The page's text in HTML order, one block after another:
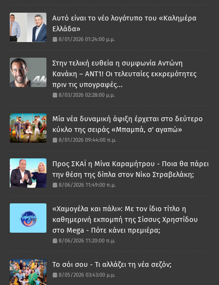
Αυτό είναι το νέο λογότυπο του «Καλημέρα
Ελλάδα»
8/01/2026 01:24:00 μ.μ.
Στην τελική ευθεία η συμφωνία Αντώνη
Κανάκη – ΑΝΤ1! Οι τελευταίες εκκρεμότητες
πριν τις υπογραφές...
8/03/2026 02:28:00 μ.μ.
Μία νέα δυναμική άφιξη έρχεται στο δεύτερο
κύκλο της σειράς «Μπαμπά, σ' αγαπώ»
8/01/2026 09:44:00 π.μ.
Προς ΣΚΑΪ η Μίνα Καραμήτρου - Ποια θα πάρει
την θέση της δίπλα στον Νίκο Στραβελάκη;
8/06/2026 11:49:00 π.μ.
«Χαμογέλα και πάλι»: Με τον ίδιο τίτλο η
καθημερινή εκπομπή της Σίσσυς Χρηστίδου
στο Mega - Πότε κάνει πρεμιέρα;
8/06/2026 11:20:00 π.μ.
Το σόι σου - Τι αλλάζει τη νέα σεζόν;
8/05/2026 03:43:00 μ.μ.